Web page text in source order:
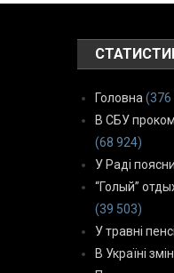
Головна (376
В СБУ
(68 924)
У Раді
“Голый”
(39 503)
У травні
В Україні